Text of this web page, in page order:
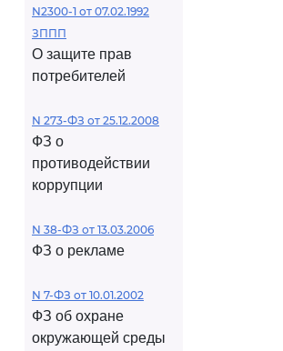
N2300-1 от 07.02.1992
ЗППП
О защите прав
потребителей
N 273-ФЗ от 25.12.2008
ФЗ о
противодействии
коррупции
N 38-ФЗ от 13.03.2006
ФЗ о рекламе
N 7-ФЗ от 10.01.2002
ФЗ об охране
окружающей среды